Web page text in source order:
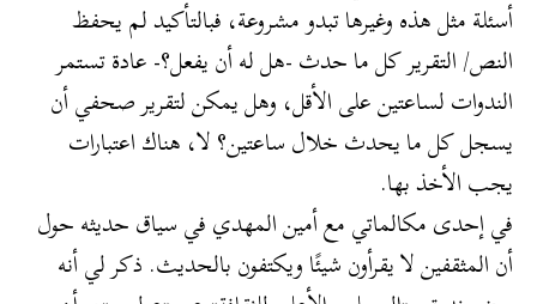
أسئلة مثل هذه وغيرها تبدو مشروعة، فبالتأكيد لم يحفظ
النص/ التقرير كل ما حدث -هل له أن يفعل؟- عادة تستمر
الندوات لساعتين على الأقل، وهل يمكن لتقرير صحفي أن
يسجل كل ما يحدث خلال ساعتين؟ لا، هناك اعتبارات
يجب الأخذ بها.
في إحدى مكالماتي مع أمين المهدي في سياق حديثه حول
أن المثقفين لا يقرأون شيئًا ويكتفون بالحديث. ذكر لي أنه